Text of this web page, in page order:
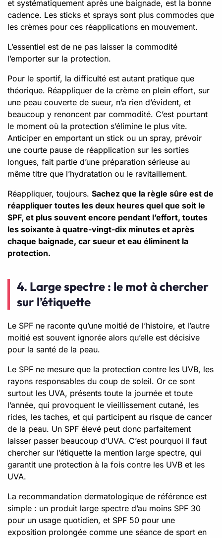
et systématiquement après une baignade, est la bonne
cadence. Les sticks et sprays sont plus commodes que
les crèmes pour ces réapplications en mouvement.
L’essentiel est de ne pas laisser la commodité
l’emporter sur la protection.
Pour le sportif, la difficulté est autant pratique que
théorique. Réappliquer de la crème en plein effort, sur
une peau couverte de sueur, n’a rien d’évident, et
beaucoup y renoncent par commodité. C’est pourtant
le moment où la protection s’élimine le plus vite.
Anticiper en emportant un stick ou un spray, prévoir
une courte pause de réapplication sur les sorties
longues, fait partie d’une préparation sérieuse au
même titre que l’hydratation ou le ravitaillement.
Réappliquer, toujours. Sachez que la règle sûre est de
réappliquer toutes les deux heures quel que soit le
SPF, et plus souvent encore pendant l’effort, toutes
les soixante à quatre-vingt-dix minutes et après
chaque baignade, car sueur et eau éliminent la
protection.
4. Large spectre : le mot à chercher
sur l’étiquette
Le SPF ne raconte qu’une moitié de l’histoire, et l’autre
moitié est souvent ignorée alors qu’elle est décisive
pour la santé de la peau.
Le SPF ne mesure que la protection contre les UVB, les
rayons responsables du coup de soleil. Or ce sont
surtout les UVA, présents toute la journée et toute
l’année, qui provoquent le vieillissement cutané, les
rides, les taches, et qui participent au risque de cancer
de la peau. Un SPF élevé peut donc parfaitement
laisser passer beaucoup d’UVA. C’est pourquoi il faut
chercher sur l’étiquette la mention large spectre, qui
garantit une protection à la fois contre les UVB et les
UVA.
La recommandation dermatologique de référence est
simple : un produit large spectre d’au moins SPF 30
pour un usage quotidien, et SPF 50 pour une
exposition prolongée comme une séance de sport en